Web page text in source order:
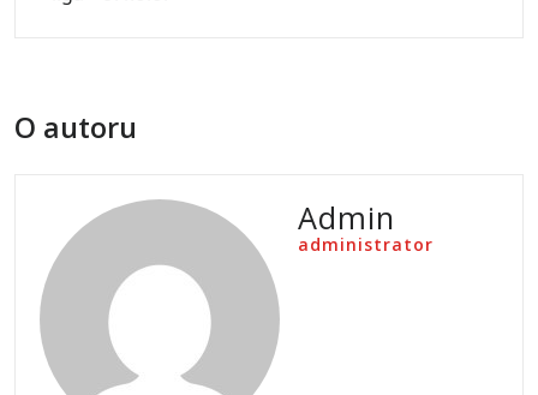
O autoru
Admin
administrator